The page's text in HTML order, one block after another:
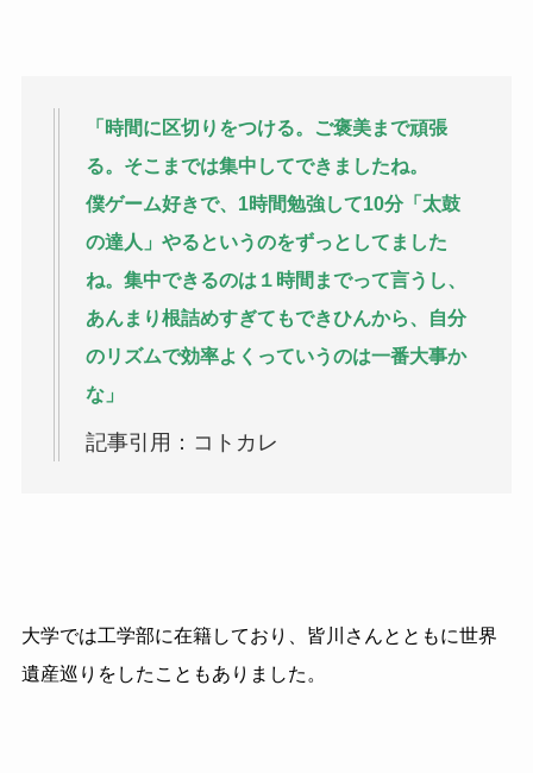
「時間に区切りをつける。ご褒美まで頑張
る。そこまでは集中してできましたね。
僕ゲーム好きで、1時間勉強して10分「太鼓
の達人」やるというのをずっとしてました
ね。集中できるのは１時間までって言うし、
あんまり根詰めすぎてもできひんから、自分
のリズムで効率よくっていうのは一番大事か
な」
記事引用：コトカレ
大学では工学部に在籍しており、皆川さんとともに世界
遺産巡りをしたこともありました。